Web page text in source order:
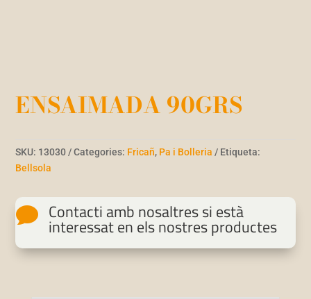
ENSAIMADA 90GRS
SKU: 13030 Categories: Fricañ, Pa i Bolleria
Etiqueta:
Bellsola
 Contacti amb nosaltres si està
interessat en els nostres productes